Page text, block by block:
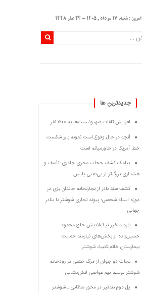
امروز : شنبه, ۱۷ مرداد , ۱۴۰۵ - 24 صفر 1448
جديدترين ها
افزایش تلفات صهیونیست‌ها به ۱۲۰۰ نفر
آنچه در حال وقوع است نمونه بارز شکست
خط آمریکا در خاورمیانه است
پیامک کشف حجاب مجری چادری؛ تأسف و
هشداری بزرگ‌تر از بی‌دقتی پلیس
کشف سند نادر از تجارتخانه خاندان بزی در
موزه اسناد شخصی؛ پیوند تجاری شوشتر با بنادر
جهانی
بازدید خیر نیک‌اندیش حاج محمود
حسین‌زاده از بخش‌های نیازمند حمایت
بیمارستان خاتم‌الانبیاء شوشتر
نجات دو جوان از مرگ حتمی در رودخانه
شوشتر توسط تیم غواصی آتش‌نشانی
پل دوم بندقیر در محور ملاثانی ـ شوشتر